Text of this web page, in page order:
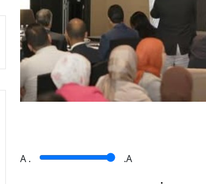
A . .A